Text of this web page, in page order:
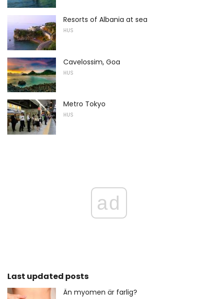
Resorts of Albania at sea
HUS
Cavelossim, Goa
HUS
Metro Tokyo
HUS
ad
Last updated posts
Än myomen är farlig?